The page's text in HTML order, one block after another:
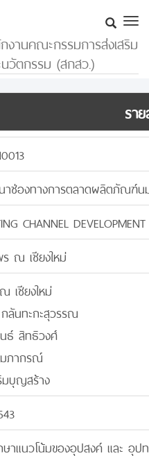
านคณะกรรมการส่งเสริม
วัตกรรม (สกสว.)
รา
ช่องทางการตลาดผลิตภัณฑ์น
CHANNEL
ณ เชียงใหม่
เชียงใหม่
ลันทะกะสุวรรณ
ธ์ สิทธิวงศ์
ภากรณ์
มบุญสร้าง
ษาแนวโน้มของอุปสงค์ และ อุ